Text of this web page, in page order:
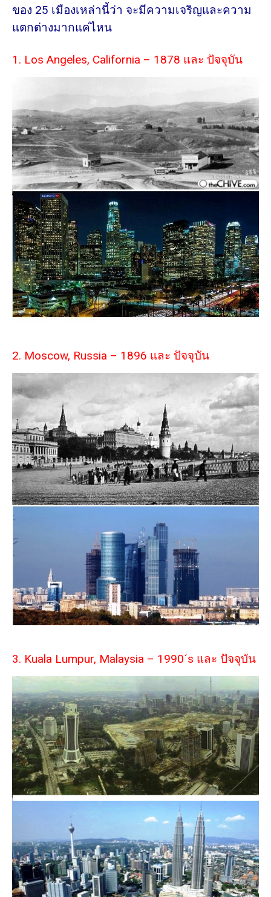
ของ 25 เมืองเหล่านี้ว่า จะมีความเจริญและความ
แตกต่างมากแค่ไหน
1. Los Angeles, California – 1878 และ ปัจจุบัน
2. Moscow, Russia – 1896 และ ปัจจุบัน
3. Kuala Lumpur, Malaysia – 1990´s และ ปัจจุบัน